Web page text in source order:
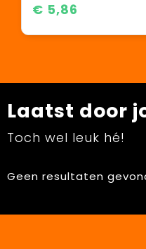
€ 5,86
Laatst door
Toch wel leuk hé!
Geen resultaten